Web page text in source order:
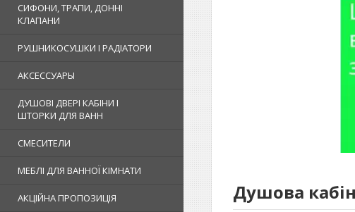
СИФОНИ, ТРАПИ, ДОННІ
КЛАПАНИ
РУШНИКОСУШКИ І РАДІАТОРИ
АКСЕССУАРЫ
ДУШОВІ ДВЕРІ КАБІНИ І
ШТОРКИ ДЛЯ ВАНН
СМЕСИТЕЛИ
МЕБЛІ ДЛЯ ВАННОЇ КІМНАТИ
АКЦІЙНА ПРОПОЗИЦІЯ Душова